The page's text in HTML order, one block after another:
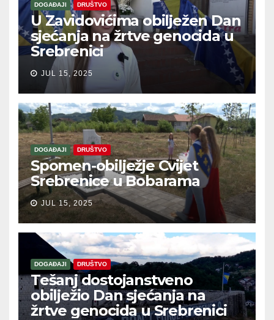
DOGAĐAJI DRUŠTVO
U Zavidovićima obilježen Dan
sjećanja na žrtve genocida u
Srebrenici
JUL 15, 2025
DOGAĐAJI DRUŠTVO
Spomen-obilježje Cvijet
Srebrenice u Bobarama
JUL 15, 2025
DOGAĐAJI DRUŠTVO
Tešanj dostojanstveno
obilježio Dan sjećanja na
žrtve genocida u Srebrenici